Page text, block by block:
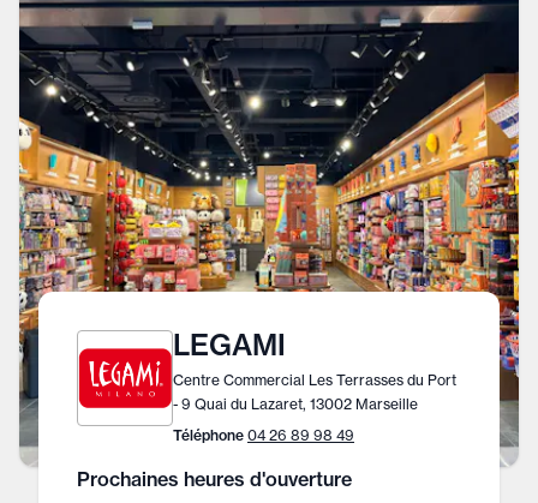
LEGAMI
Centre Commercial Les Terrasses du Port
- 9 Quai du Lazaret, 13002 Marseille
Téléphone 04 26 89 98 49
Prochaines heures d'ouverture